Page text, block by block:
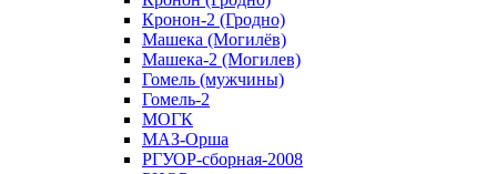
Кронон-2 (Гродно)
Машека (Могилёв)
Машека-2 (Могилев)
Гомель (мужчины)
Гомель-2
МОГК
МАЗ-Орша
РГУОР-сборная-2008